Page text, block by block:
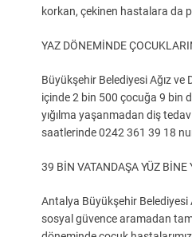
korkan, çekinen hastalara da
YAZ DÖNEMİNDE
Büyükşehir Belediyesi Ağız
içinde 2 bin 500 çocuğa 9 bin
yığılma yaşanmadan diş
saatlerinde 0242 361 39 18
39 BİN VATANDAŞA YÜZ BİNE
Antalya Büyükşehir Belediyesi
sosyal güvence aramadan